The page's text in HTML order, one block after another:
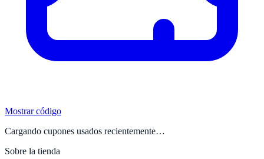
Mostrar código
Cargando cupones usados recientemente…
Sobre la tienda